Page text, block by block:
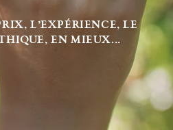
L’EXPÉRIENCE, LE
EN MIEUX...